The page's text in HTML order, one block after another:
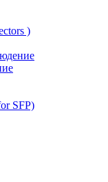
)
SFP)